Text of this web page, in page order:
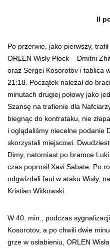
II
Po przerwie, jako pierwszy,
ORLEN Wisły Płock – Dmitrii
oraz Sergei Kosorotov i tablica
21:18. Początek należał do
minutach drugiej połowy jako
Szansę na trafienie dla
biegnąc do kontrataku, nie
i oglądaliśmy niecelne podanie
skorzystali miejscowi.
Dimy, natomiast po bramce
czas poprosił Xavi Sabate. Po
odgwizdali faul w ataku Wisły,
Kristian Witkowski.
W 40. min., podczas
Kosorotov, a po chwili dwie
grze w osłabieniu, ORLEN